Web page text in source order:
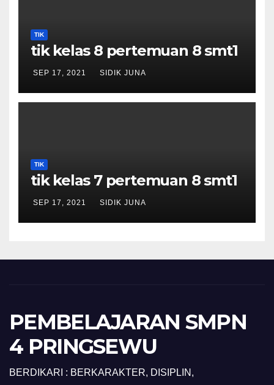
TIK
tik kelas 8 pertemuan 8 smt1
SEP 17, 2021 SIDIK JUNA
TIK
tik kelas 7 pertemuan 8 smt1
SEP 17, 2021 SIDIK JUNA
PEMBELAJARAN SMPN
4 PRINGSEWU
BERDIKARI : BERKARAKTER, DISIPLIN,